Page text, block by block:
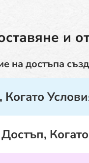
и
на достъпа